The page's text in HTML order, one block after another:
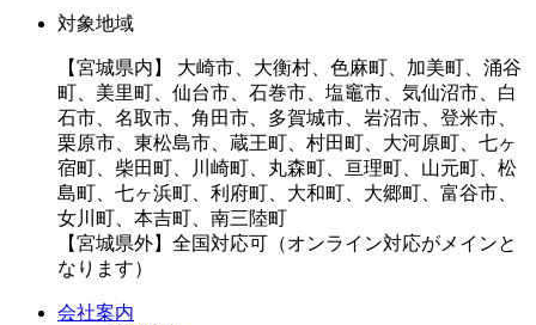
対象地域
【宮城県内】 大崎市、大衡村、色麻町、加美町、涌谷
町、美里町、仙台市、石巻市、塩竈市、気仙沼市、白
石市、名取市、角田市、多賀城市、岩沼市、登米市、
栗原市、東松島市、蔵王町、村田町、大河原町、七ヶ
宿町、柴田町、川崎町、丸森町、亘理町、山元町、松
島町、七ヶ浜町、利府町、大和町、大郷町、富谷市、
女川町、本吉町、南三陸町
【宮城県外】全国対応可（オンライン対応がメインと
なります）
会社案内